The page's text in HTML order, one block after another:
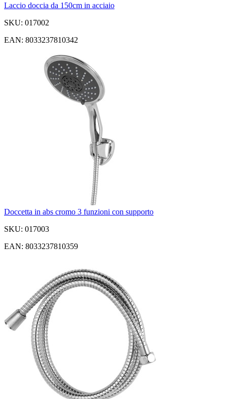
Laccio doccia da 150cm in acciaio
SKU: 017002
EAN: 8033237810342
Doccetta in abs cromo 3 funzioni con supporto
SKU: 017003
EAN: 8033237810359